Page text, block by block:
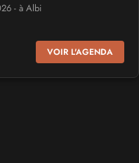
- à Albi
vidéo et des loisirs
VOIR L'AGENDA